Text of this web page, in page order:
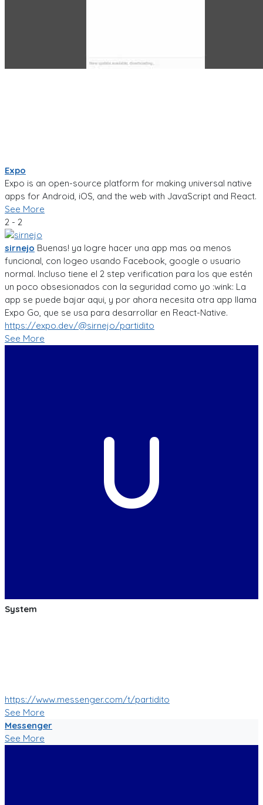
Expo
Expo is an open-source platform for making universal native
apps for Android, iOS, and the web with JavaScript and React.
See More
2 - 2
sirnejo Buenas! ya logre hacer una app mas oa menos
funcional, con logeo usando Facebook, google o usuario
normal. Incluso tiene el 2 step verification para los que estén
un poco obsesionados con la seguridad como yo :wink: La
app se puede bajar aqui, y por ahora necesita otra app llama
Expo Go, que se usa para desarrollar en React-Native.
https://expo.dev/@sirnejo/partidito
See More
U
System
https://www.messenger.com/t/partidito
See More
Messenger
See More